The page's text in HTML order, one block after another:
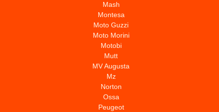
Mash
Montesa
Moto Guzzi
Moto Morini
Motobi
Mutt
MV Augusta
Mz
Norton
Ossa
Peugeot